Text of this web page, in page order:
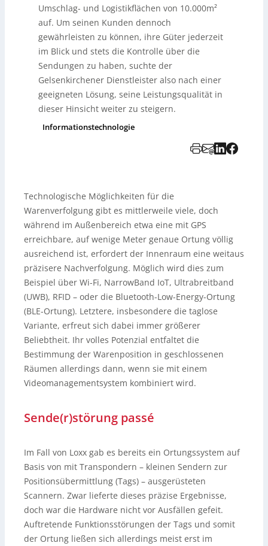
Umschlag- und Logistikflächen von 10.000m²
auf. Um seinen Kunden dennoch
gewährleisten zu können, ihre Güter jederzeit
im Blick und stets die Kontrolle über die
Sendungen zu haben, suchte der
Gelsenkirchener Dienstleister also nach einer
geeigneten Lösung, seine Leistungsqualität in
dieser Hinsicht weiter zu steigern.
Informationstechnologie
Technologische Möglichkeiten für die
Warenverfolgung gibt es mittlerweile viele, doch
während im Außenbereich etwa eine mit GPS
erreichbare, auf wenige Meter genaue Ortung völlig
ausreichend ist, erfordert der Innenraum eine weitaus
präzisere Nachverfolgung. Möglich wird dies zum
Beispiel über Wi-Fi, NarrowBand IoT, Ultrabreitband
(UWB), RFID – oder die Bluetooth-Low-Energy-Ortung
(BLE-Ortung). Letztere, insbesondere die taglose
Variante, erfreut sich dabei immer größerer
Beliebtheit. Ihr volles Potenzial entfaltet die
Bestimmung der Warenposition in geschlossenen
Räumen allerdings dann, wenn sie mit einem
Videomanagementsystem kombiniert wird.
Sende(r)störung passé
Im Fall von Loxx gab es bereits ein Ortungssystem auf
Basis von mit Transpondern – kleinen Sendern zur
Positionsübermittlung (Tags) – ausgerüsteten
Scannern. Zwar lieferte dieses präzise Ergebnisse,
doch war die Hardware nicht vor Ausfällen gefeit.
Auftretende Funktionsstörungen der Tags und somit
der Ortung ließen sich allerdings meist erst im